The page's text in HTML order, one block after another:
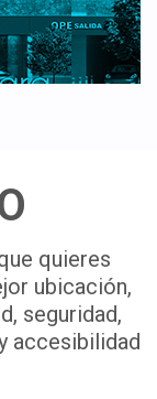
quieres
ubicación,
seguridad,
accesibilidad